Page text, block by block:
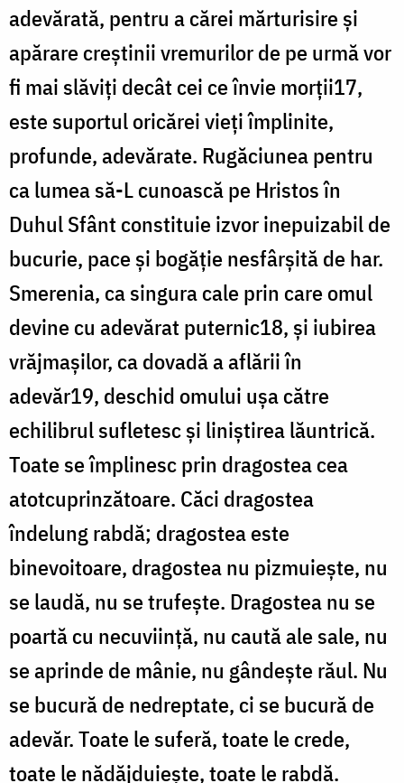
adevărată, pentru a cărei mărturisire și
apărare creștinii vremurilor de pe urmă vor
fi mai slăviți decât cei ce învie morții17,
este suportul oricărei vieți împlinite,
profunde, adevărate. Rugăciunea pentru
ca lumea să-L cunoască pe Hristos în
Duhul Sfânt constituie izvor inepuizabil de
bucurie, pace și bogăție nesfârșită de har.
Smerenia, ca singura cale prin care omul
devine cu adevărat puternic18, și iubirea
vrăjmașilor, ca dovadă a aflării în
adevăr19, deschid omului ușa către
echilibrul sufletesc și liniștirea lăuntrică.
Toate se împlinesc prin dragostea cea
atotcuprinzătoare. Căci dragostea
îndelung rabdă; dragostea este
binevoitoare, dragostea nu pizmuiește, nu
se laudă, nu se trufește. Dragostea nu se
poartă cu necuviință, nu caută ale sale, nu
se aprinde de mânie, nu gândește răul. Nu
se bucură de nedreptate, ci se bucură de
adevăr. Toate le suferă, toate le crede,
toate le nădăjduiește, toate le rabdă.